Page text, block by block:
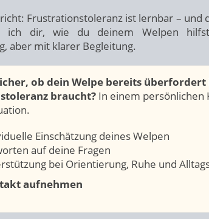
Frustrationstoleranz ist lernbar – und
ich dir, wie du deinem Welpen
aber mit klarer Begleitung.
ob dein Welpe bereits
braucht? In einem persönlichen
Einschätzung deines Welpen
auf deine Fragen
bei Orientierung, Ruhe und
aufnehmen